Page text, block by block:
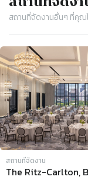
สถานที่จัดงานอื่นๆ ที่คุณ
Slide 1 of 4
สถานที่จัดงาน
The Ritz-Carlton,